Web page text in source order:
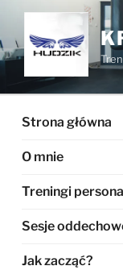
Przejdź
treści
Strona główna
O mnie
Treningi
Sesje
Jak zacząć?